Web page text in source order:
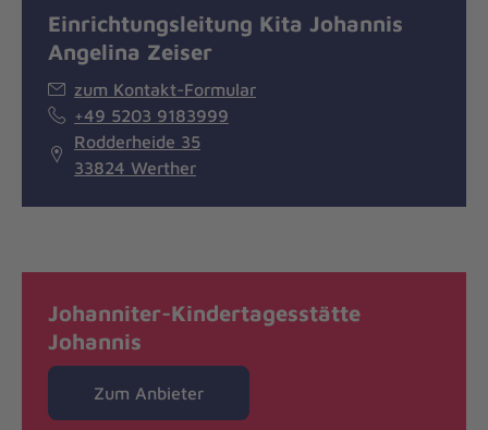
Einrichtungsleitung Kita Johannis
Angelina Zeiser
zum Kontakt-Formular
+49 5203 9183999
Rodderheide 35
33824 Werther
Johanniter-Kindertagesstätte
Johannis
Zum Anbieter